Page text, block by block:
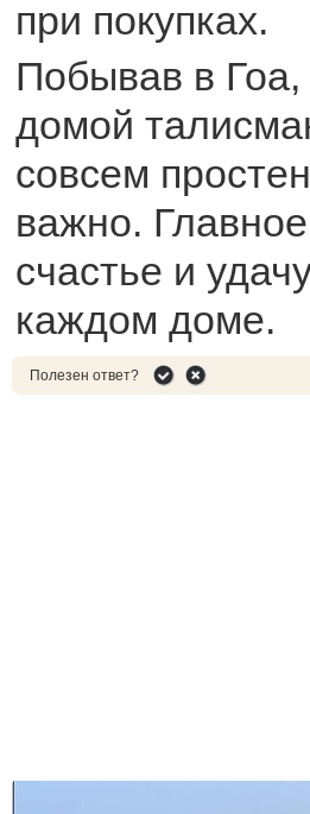
при покупках.
Побывав в Гоа,
домой
совсем
важно.
счастье и
каждом доме.
Полезен ответ?